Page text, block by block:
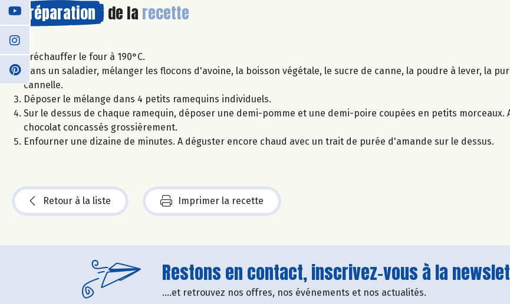
Préparation de la recette
Préchauffer le four à 190°C.
Dans un saladier, mélanger les flocons d'avoine, la boisson végétale, le sucre de canne, la poudre à lever, la
cannelle.
Déposer le mélange dans 4 petits ramequins individuels.
Sur le dessus de chaque ramequin, déposer une demi-pomme et une demi-poire coupées en petits morceaux.
chocolat concassés grossièrement.
Enfourner une dizaine de minutes. A déguster encore chaud avec un trait de purée d'amande sur le dessus.
Retour à la liste Imprimer la recette
Restons en contact, inscrivez-vous à la
....et retrouvez nos offres, nos événements et nos actualités.